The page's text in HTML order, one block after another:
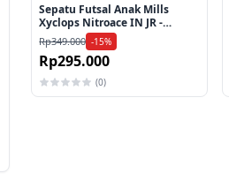
Sepatu Futsal Anak Mills
Xyclops Nitroace IN JR -
White/Marina Blue/Magenta
Rp349.000 -15%
Rp295.000
(0)